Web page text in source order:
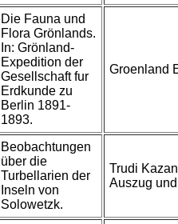
Die Fauna und
Flora Grönlands.
In: Grönland-
Expedition der
Gesellschaft fur
Erdkunde zu
Berlin 1891-
1893.
Groenland
Beobachtungen
über die
Turbellarien der
Inseln von
Solowetzk.
Trudi
Auszug